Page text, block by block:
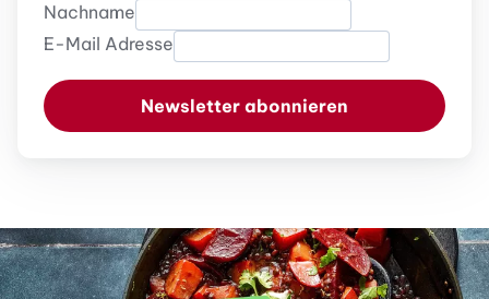
Nachname
E-Mail Adresse
Newsletter abonnieren